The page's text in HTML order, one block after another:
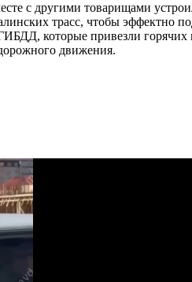
с другими товарищами
трасс, чтобы эффектно
которые привезли горячих
движения.